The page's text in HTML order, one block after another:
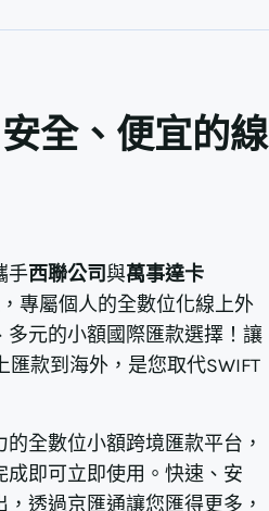
全、便宜的線
手西聯公司與萬事達卡
專屬個人的全數位化線上外
元的小額國際匯款選擇！讓
款到海外，是您取代SWIFT
全數位小額跨境匯款平台，
即可立即使用。快速、安
透過京匯通讓您匯得更多，